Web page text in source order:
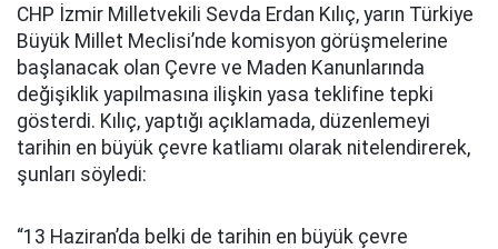
CHP İzmir Milletvekili Sevda Erdan Kılıç, yarın Türkiye
Büyük Millet Meclisi’nde komisyon görüşmelerine
başlanacak olan Çevre ve Maden Kanunlarında
değişiklik yapılmasına ilişkin yasa teklifine tepki
gösterdi. Kılıç, yaptığı açıklamada, düzenlemeyi
tarihin en büyük çevre katliamı olarak nitelendirerek,
şunları söyledi:
“13 Haziran’da belki de tarihin en büyük çevre